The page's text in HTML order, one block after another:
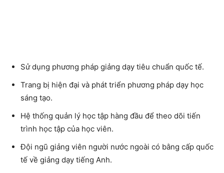
Sử dụng phương pháp giảng dạy tiêu chuẩn quốc tế.
Trang bị hiện đại và phát triển phương pháp dạy học
sáng tạo.
Hệ thống quản lý học tập hàng đầu để theo dõi tiến
trình học tập của học viên.
Đội ngũ giảng viên người nước ngoài có bằng cấp quốc
tế về giảng dạy tiếng Anh.